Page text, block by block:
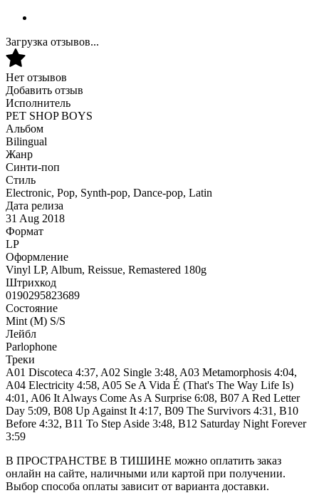
Загрузка отзывов...
Нет отзывов
Добавить отзыв
Исполнитель
PET SHOP BOYS
Альбом
Bilingual
Жанр
Синти-поп
Стиль
Electronic, Pop, Synth-pop, Dance-pop, Latin
Дата релиза
31 Aug 2018
Формат
LP
Оформление
Vinyl LP, Album, Reissue, Remastered 180g
Штрихкод
0190295823689
Состояние
Mint (M) S/S
Лейбл
Parlophone
Треки
A01 Discoteca 4:37, A02 Single 3:48, A03 Metamorphosis 4:04,
A04 Electricity 4:58, A05 Se A Vida É (That's The Way Life Is)
4:01, A06 It Always Come As A Surprise 6:08, B07 A Red Letter
Day 5:09, B08 Up Against It 4:17, B09 The Survivors 4:31, B10
Before 4:32, B11 To Step Aside 3:48, B12 Saturday Night Forever
3:59
В ПРОСТРАНСТВЕ В ТИШИНЕ можно оплатить заказ
онлайн на сайте, наличными или картой при получении.
Выбор способа оплаты зависит от варианта доставки.